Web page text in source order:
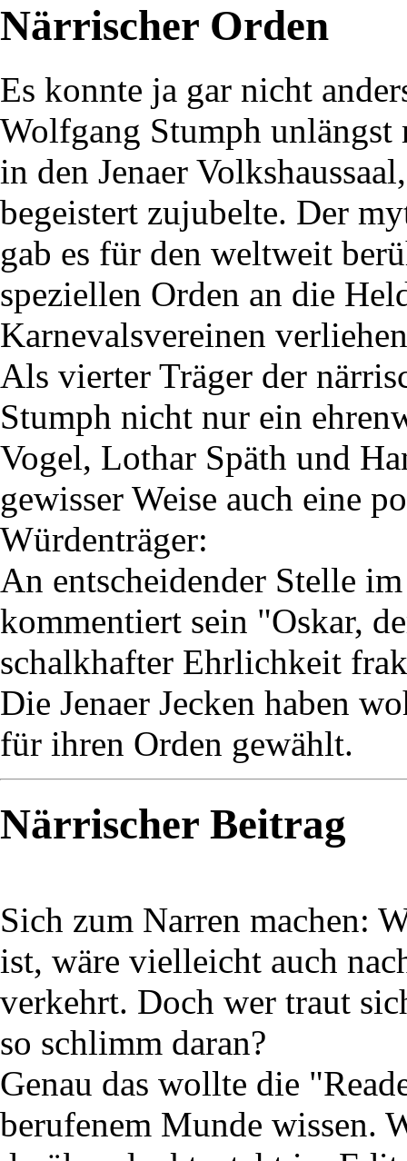
Närrischer Orden
Es konnte ja gar nicht
Wolfgang Stumph
in den Jenaer
begeistert zujubelte. Der
gab es für den weltweit
speziellen Orden an die
Karnevalsvereinen
Als vierter Träger der
Stumph nicht nur ein
Vogel, Lothar Späth und
gewisser Weise auch eine
Würdenträger:
An entscheidender Stelle
kommentiert sein "Oskar,
schalkhafter Ehrlichkeit
Die Jenaer Jecken haben
für ihren Orden gewählt.
Närrischer Beitrag
Sich zum Narren machen:
ist, wäre vielleicht auch
verkehrt. Doch wer traut
so schlimm daran?
Genau das wollte die
berufenem Munde wissen.